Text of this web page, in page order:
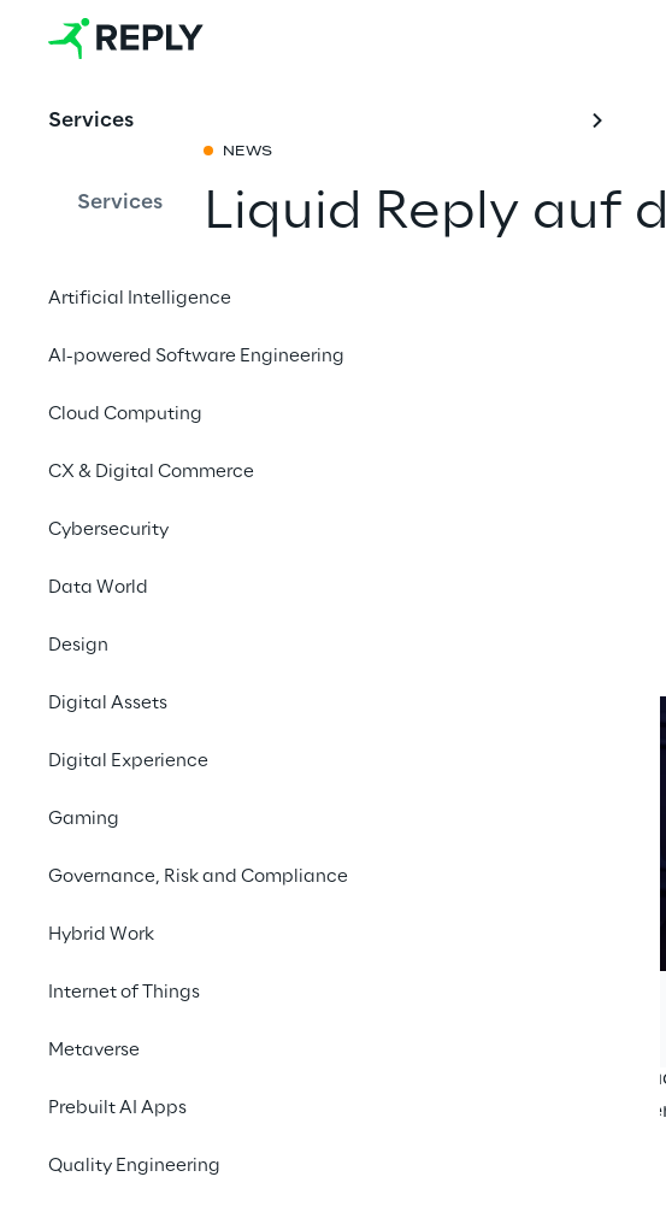
Services
Services
Artificial Intelligence
AI-powered Software Engineering
Cloud Computing
CX & Digital Commerce
Cybersecurity
Data World
Design
Digital Assets
Digital Experience
Gaming
Governance, Risk and Compliance
Hybrid Work
Internet of Things
Metaverse
Prebuilt AI Apps
Quality Engineering
NEWS
Liquid Reply auf
befasst sich mit
Clouds und Lean Business.
und Workshops alles über neue
eine universelle
Diensten für Entwicklungsteams